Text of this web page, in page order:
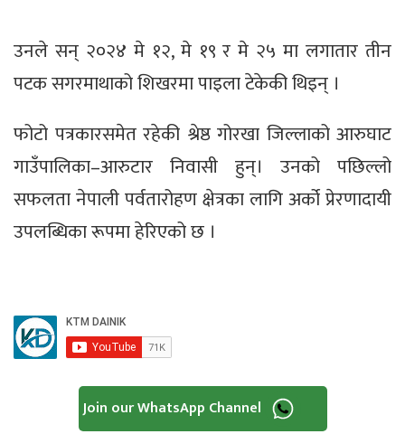
उनले सन् २०२४ मे १२, मे १९ र मे २५ मा लगातार तीन
पटक सगरमाथाको शिखरमा पाइला टेकेकी थिइन् ।
फोटो पत्रकारसमेत रहेकी श्रेष्ठ गोरखा जिल्लाको आरुघाट
गाउँपालिका–आरुटार निवासी हुन्। उनको पछिल्लो
सफलता नेपाली पर्वतारोहण क्षेत्रका लागि अर्को प्रेरणादायी
उपलब्धिका रूपमा हेरिएको छ ।
Join our WhatsApp Channel